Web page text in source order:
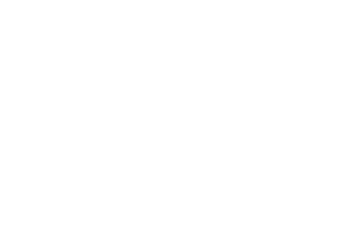
вызова рассчитает метраж, количество